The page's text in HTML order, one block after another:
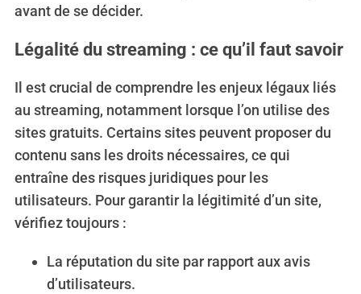
avant de se décider.
Légalité du streaming : ce qu’il faut savoir
Il est crucial de comprendre les enjeux légaux liés
au streaming, notamment lorsque l’on utilise des
sites gratuits. Certains sites peuvent proposer du
contenu sans les droits nécessaires, ce qui
entraîne des risques juridiques pour les
utilisateurs. Pour garantir la légitimité d’un site,
vérifiez toujours :
La réputation du site par rapport aux avis
d’utilisateurs.